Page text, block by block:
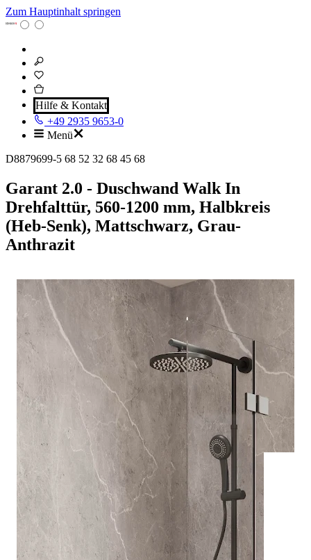
Zum Hauptinhalt springen
Hilfe & Kontakt
+49 2935 9653-0
Menü
D8879699-5 68 52 32 68 45 68
Garant 2.0 - Duschwand Walk In
Drehfalttür, 560-1200 mm, Halbkreis
(Heb-Senk), Mattschwarz, Grau-
Anthrazit